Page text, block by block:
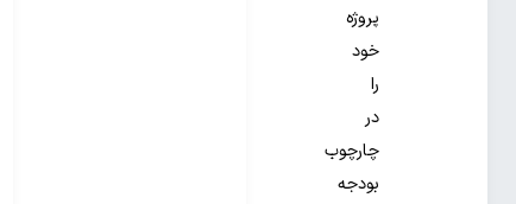
پروژه
خود
را
در
چارچوب
بودجه